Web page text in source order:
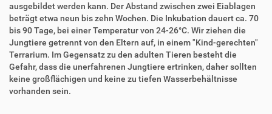
ausgebildet werden kann. Der Abstand zwischen zwei Eiablagen
beträgt etwa neun bis zehn Wochen. Die Inkubation dauert ca. 70
bis 90 Tage, bei einer Temperatur von 24-26°C. Wir ziehen die
Jungtiere getrennt von den Eltern auf, in einem "Kind-gerechten"
Terrarium. Im Gegensatz zu den adulten Tieren besteht die
Gefahr, dass die unerfahrenen Jungtiere ertrinken, daher sollten
keine großflächigen und keine zu tiefen Wasserbehältnisse
vorhanden sein.